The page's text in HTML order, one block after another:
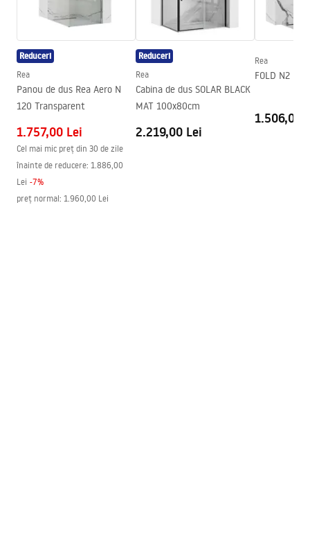
Inalime
mm
PVD
Diametru pentru conectare
1/2 țoli
Garantie
manual podt.pdf
Condiții de garanție
Warranty_Terms_and_Conditions_Faucets_-_5.pdf
Reduceri
Rea
Panou de dus Rea Aero N
120 Transparent
1.757,00 Lei
Cel mai mic preț din 30 de zile
înainte de reducere: 1.886,00
Lei -7%
preț normal: 1.960,00 Lei
Reduceri
Rea
Cabina de dus SOLAR BLACK
MAT 100x80cm
2.219,00 Lei
Rea
FOLD N2
1.506,00